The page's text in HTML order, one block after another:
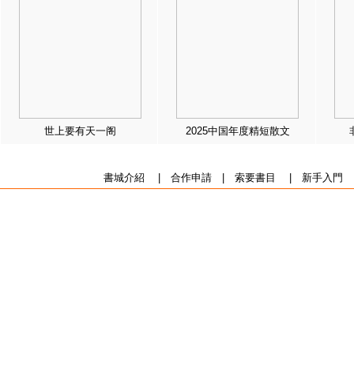
世上要有天一阁 2025中国年度精短散文
書城介紹 合作申請| 索要書目 新手入門